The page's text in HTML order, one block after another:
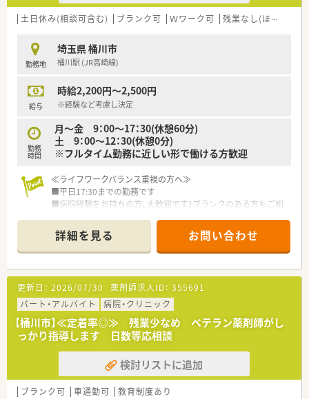
土日休み(相談可含む) ブランク可 Ｗワーク可 残業なし(ほぼなし含む)
勤務地
埼玉県 桶川市
桶川駅 (JR高崎線)
給与
時給2,200円～2,500円
※経験など考慮し決定
勤務
時間
月～金 9：00～17：30(休憩60分)
土 9：00～12：30(休憩0分)
※フルタイム勤務に近しい形で働ける方歓迎
≪ライフワークバランス重視の方へ≫
■平日17:30までの勤務です
■病院経験をお持ちの方、大歓迎です！ブランクのある方もご相
■家庭と仕事を両立しやすい環境があり、定着率の高い職場で
す。
≪１日のお仕事の流れ≫
■１日の処方せん枚数は少なく、落ち着いて業務が出来る環境で
す。
■入院患者さんの処方薬提案件数は約月2～3回で、医師との良
好な関係性を築くきっかけにもなっています。
■現在のところ病棟業務は無く、調剤業務が大半になります。
■調剤効率化の為に、錠剤カセット付・円盤型散剤自動分包機を
導入しております。
詳細を見る お問い合わせ
更新日： 2026/07/30 薬剤師求人ID： 355691
パート・アルバイト
病院・クリニック
【桶川市】≪定着率◎≫ 残業少なめ ベテラン薬剤師がし
っかり指導します 日数等応相談
検討リストに追加
ブランク可 車通勤可 教育制度あり